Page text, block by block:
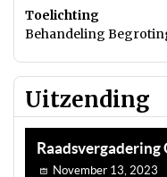
Toelichting
Behandeling
Uitzending